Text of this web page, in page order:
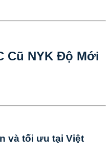
Cũ NYK Độ Mới
và tối ưu tại Việt